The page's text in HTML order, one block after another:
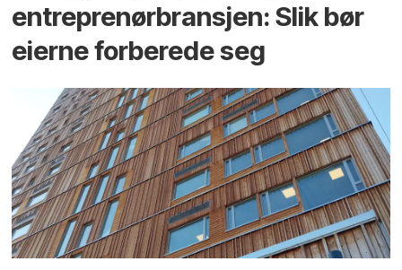
entreprenør­bransjen: Slik bør
eierne forberede seg